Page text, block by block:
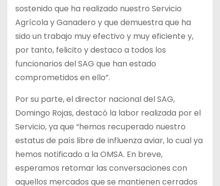
sostenido que ha realizado nuestro Servicio
Agrícola y Ganadero y que demuestra que ha
sido un trabajo muy efectivo y muy eficiente y,
por tanto, felicito y destaco a todos los
funcionarios del SAG que han estado
comprometidos en ello”.
Por su parte, el director nacional del SAG,
Domingo Rojas, destacó la labor realizada por el
Servicio, ya que “hemos recuperado nuestro
estatus de país libre de influenza aviar, lo cual ya
hemos notificado a la OMSA. En breve,
esperamos retomar las conversaciones con
aquellos mercados que se mantienen cerrados